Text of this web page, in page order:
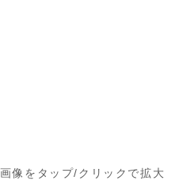
画像をタップ/クリックで拡大